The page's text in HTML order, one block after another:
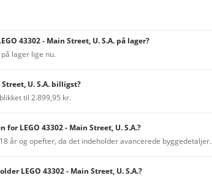
43302 - Main Street, U. S.A. på lager?
lager lige nu.
U. S.A. billigst?
til 2.899,95 kr.
LEGO 43302 - Main Street, U. S.A.?
år og opefter, da det indeholder avancerede byggedetaljer.
LEGO 43302 - Main Street, U. S.A.?